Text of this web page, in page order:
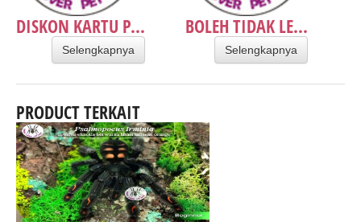
DISKON KARTU P...
Selengkapnya
BOLEH TIDAK LE...
Selengkapnya
PRODUCT TERKAIT